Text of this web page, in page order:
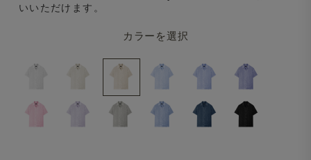
カラーを選択
いいただけます。